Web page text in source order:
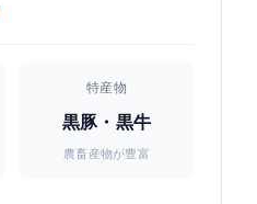
特産物
黒豚・黒牛
農畜産物が豊富